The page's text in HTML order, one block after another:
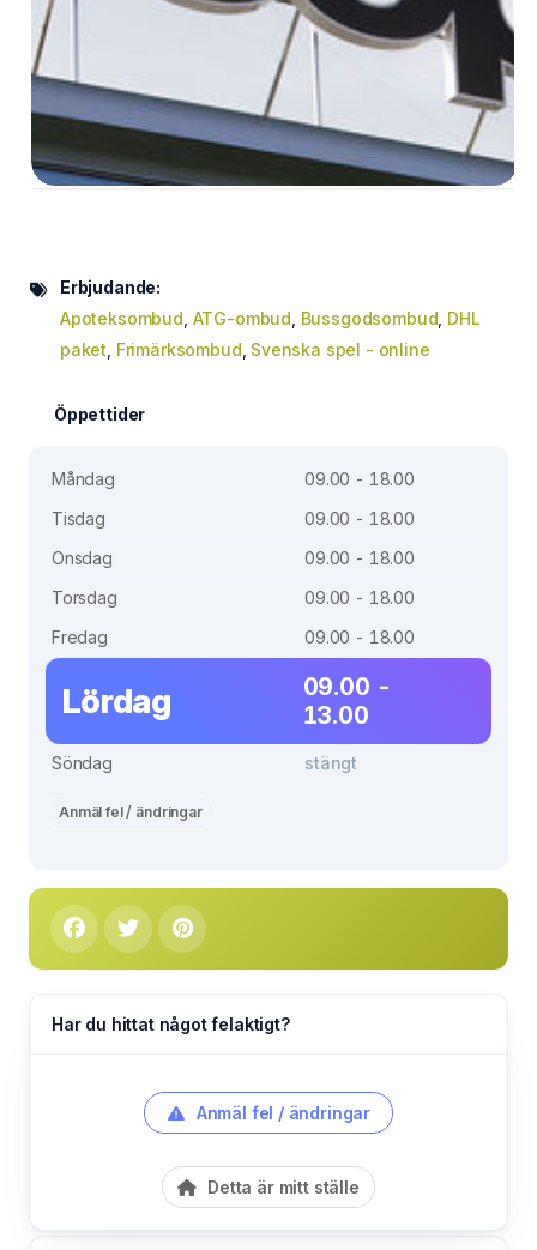
Erbjudande:
Apoteksombud ATG-ombud Bussgodsombud DHL
paket Frimärksombud Svenska spel - online
Öppettider
Måndag
09.00 - 18.00
Tisdag
09.00 - 18.00
Onsdag
09.00 - 18.00
Torsdag
09.00 - 18.00
Fredag
09.00 - 18.00
Lördag
09.00 -
13.00
Söndag stängt
Anmäl fel / ändringar
Har du hittat något felaktigt?
Anmäl fel / ändringar
Detta är mitt ställe